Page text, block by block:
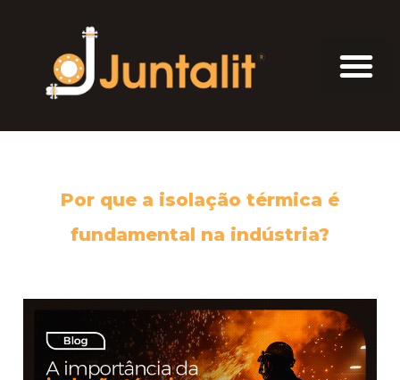
Por que a isolação térmica é
fundamental na indústria?